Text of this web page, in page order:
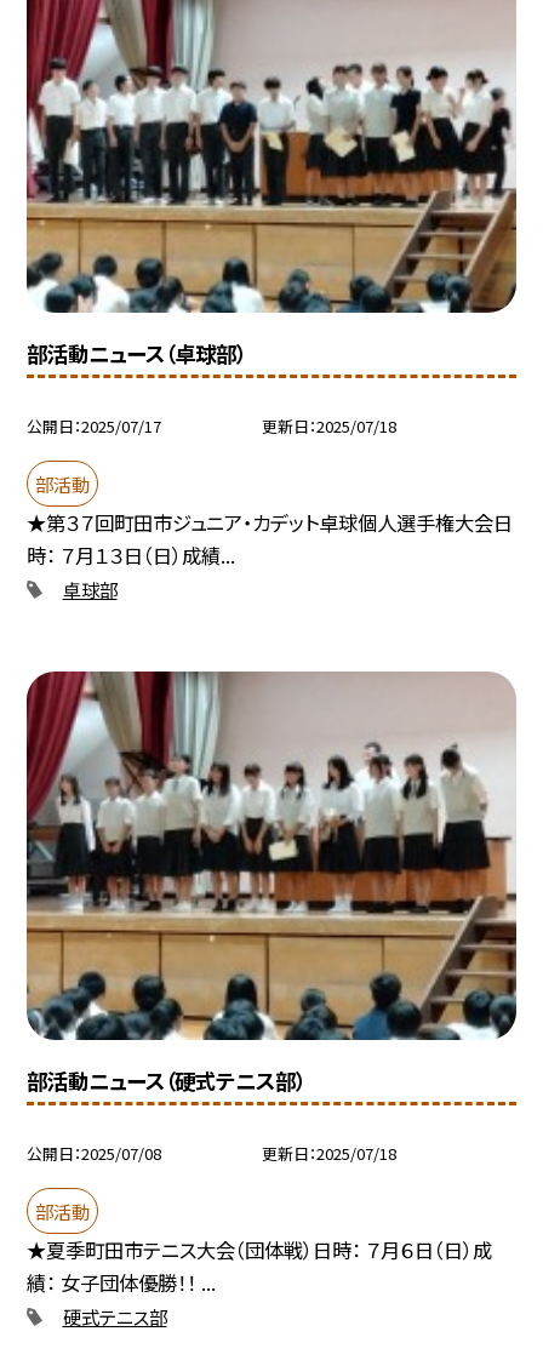
部活動ニュース（卓球部）
公開日 2025/07/17 更新日 2025/07/18
部活動
★第３７回町田市ジュニア・カデット卓球個人選手権大会日
時： ７月１３日（日）成績...
卓球部
部活動ニュース（硬式テニス部）
公開日 2025/07/08 更新日 2025/07/18
部活動
★夏季町田市テニス大会（団体戦）日時： ７月６日（日）成
績： 女子団体優勝！！ ...
硬式テニス部